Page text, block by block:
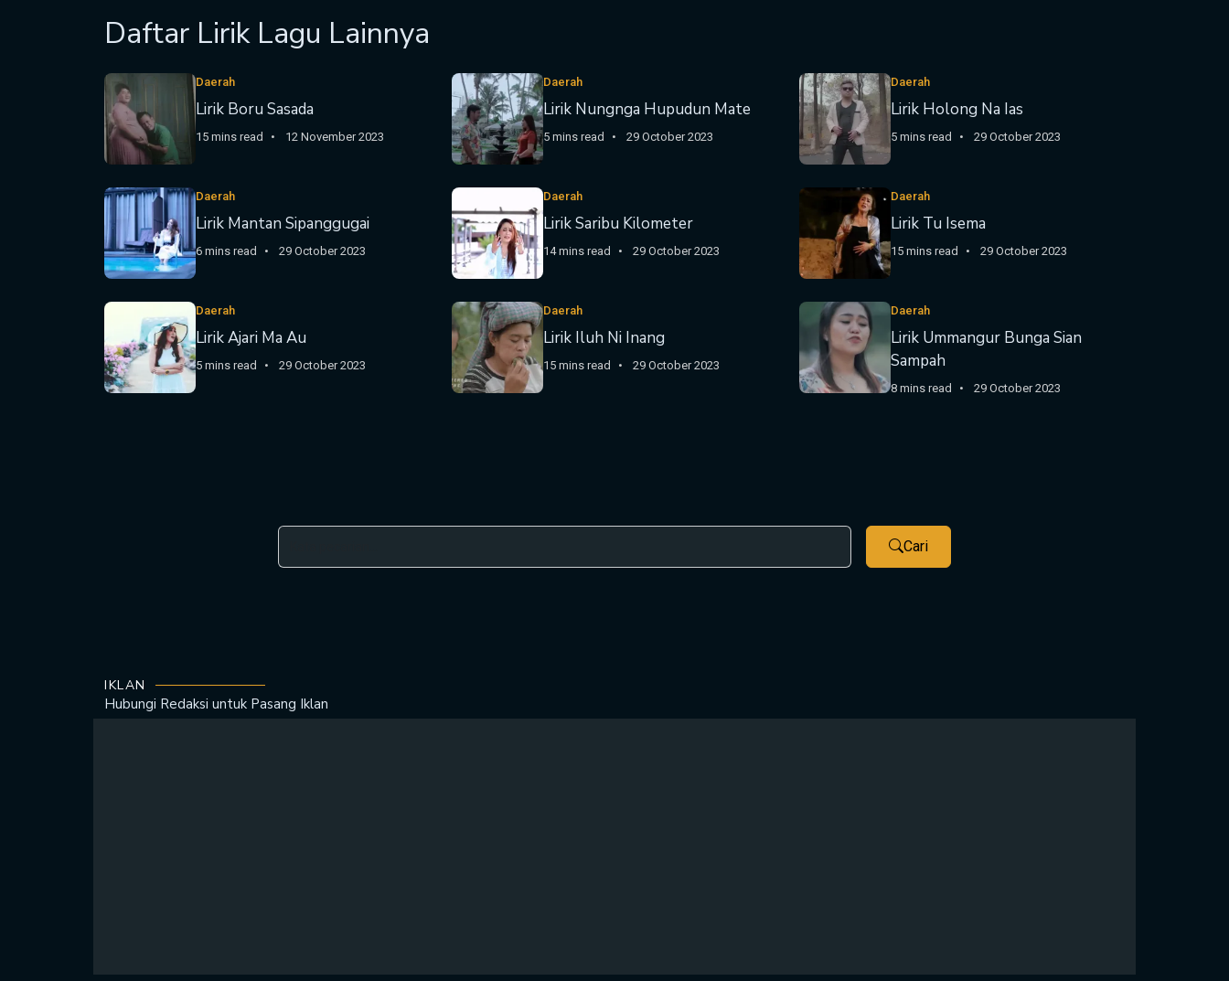
Daftar Lirik Lagu Lainnya
Daerah
Lirik Boru Sasada
15 mins read 12 November 2023
Daerah
Lirik Nungnga Hupudun Mate
5 mins read 29 October 2023
Daerah
Lirik Holong Na Ias
5 mins read 29 October 2023
Daerah
Lirik Mantan Sipanggugai
6 mins read 29 October 2023
Daerah
Lirik Saribu Kilometer
14 mins read 29 October 2023
Daerah
Lirik Tu Isema
15 mins read 29 October 2023
Daerah
Lirik Ajari Ma Au
5 mins read 29 October 2023
Daerah
Lirik Iluh Ni Inang
15 mins read 29 October 2023
Daerah
Lirik Ummangur Bunga Sian
Sampah
8 mins read 29 October 2023
Cari
IKLAN
Hubungi Redaksi untuk Pasang Iklan